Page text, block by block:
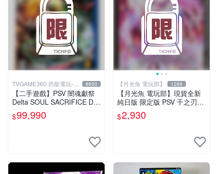
TVGAME360 恐龍電玩-台
中店
8650
【二手遊戲】PSV 闇魂獻祭
Delta SOUL SACRIFICE Delt
a 中文版【台中恐龍電玩】
$99,990
【月光魚 電玩部】 1289
【月光魚 電玩部】現貨全新
純日版 限定版 PSV 千之刃
濤、桃花染之皇姬 初回限定
版 純日版
$2,930